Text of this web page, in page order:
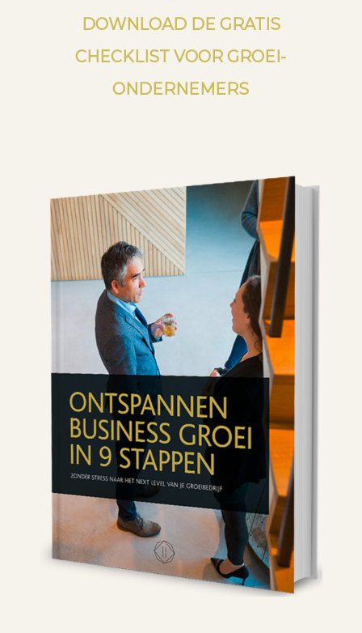
DOWNLOAD DE GRATIS
CHECKLIST VOOR GROEI-
ONDERNEMERS